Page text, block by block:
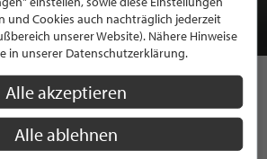
GRATIS BEWERBEN
AUF
INSTAGRAM
und Cookies auch nachträglich jederzeit
unserer Website). Nähere Hinweise
in unserer Datenschutzerklärung.
Alle akzeptieren
Alle ablehnen